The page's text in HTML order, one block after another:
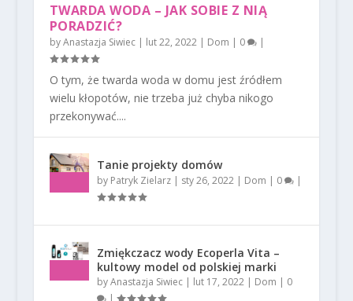
TWARDA WODA – JAK SOBIE Z NIĄ
PORADZIĆ?
byAnastazja Siwiec| lut 22, 2022| Dom | 0 |
O tym, że twarda woda w domu jest źródłem
wielu kłopotów, nie trzeba już chyba nikogo
przekonywać....
Tanie projekty domów
by Patryk Zielarz| sty 26, 2022| Dom | 0 |
Zmiękczacz wody Ecoperla Vita –
kultowy model od polskiej marki
byAnastazja Siwiec| lut 17, 2022| Dom | 0
|